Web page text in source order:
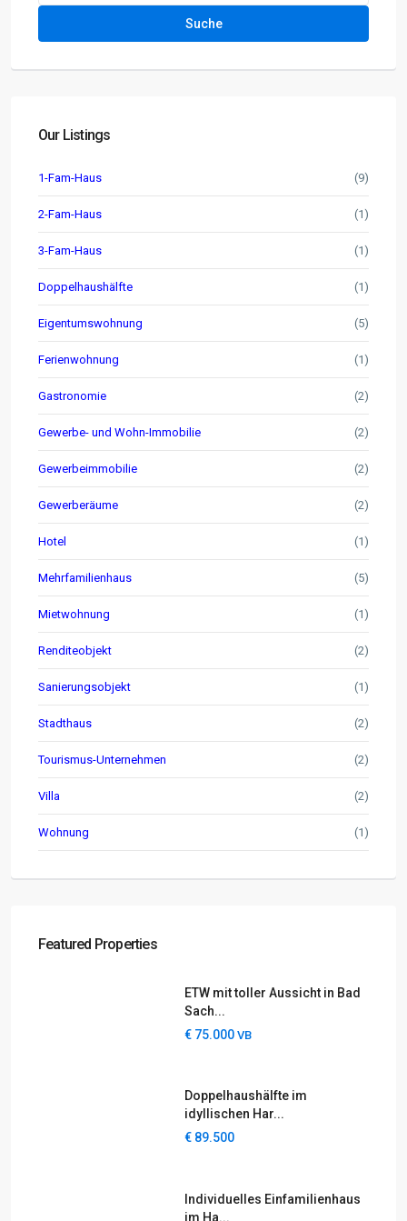
Suche
Our Listings
1-Fam-Haus (9)
2-Fam-Haus (1)
3-Fam-Haus (1)
Doppelhaushälfte (1)
Eigentumswohnung (5)
Ferienwohnung (1)
Gastronomie (2)
Gewerbe- und Wohn-Immobilie (2)
Gewerbeimmobilie (2)
Gewerberäume (2)
Hotel (1)
Mehrfamilienhaus (5)
Mietwohnung (1)
Renditeobjekt (2)
Sanierungsobjekt (1)
Stadthaus (2)
Tourismus-Unternehmen (2)
Villa (2)
Wohnung (1)
Featured Properties
ETW mit toller Aussicht in Bad
Sach...
€ 75.000VB
Doppelhaushälfte im
idyllischen Har...
€ 89.500
Individuelles Einfamilienhaus
im Ha...